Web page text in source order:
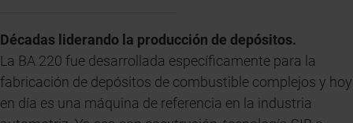
Décadas liderando la producción de depósitos.
La BA 220 fue desarrollada específicamente para la
fabricación de depósitos de combustible complejos y hoy
en día es una máquina de referencia en la industria